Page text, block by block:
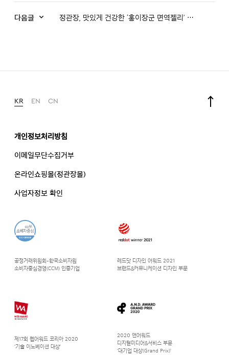
다음글 정관장, 맛있게 건강한 ‘홍이장군 면역젤리’ 출시… 키즈 면역 라인 강화
KR EN CN
공정거래위원회-한국소비자원
소비자중심경영(CCM) 인증기업
레드닷 디자인 어워드 2021
브랜드&커뮤니케이션 디자인 부문
제17회 웹어워드 코리아 2020
‘기술 이노베이션 대상’
2020 앤어워드
디지털미디어&서비스 부문
‘대기업 대상(Grand Prix)’
개인정보처리방침
이메일무단수집거부
온라인쇼핑몰(정관장몰)
사업자정보 확인